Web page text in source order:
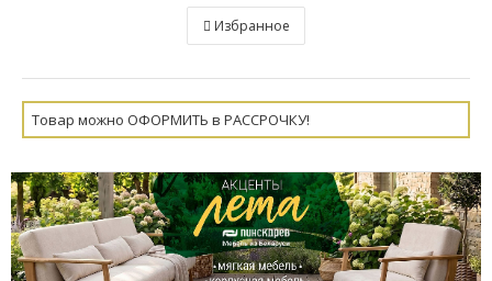
Избранное
Товар можно ОФОРМИТЬ в РАССРОЧКУ!